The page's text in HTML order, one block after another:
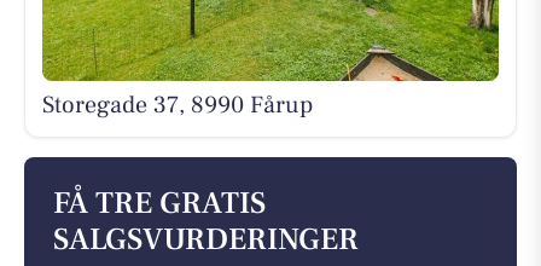
Storegade 37, 8990 Fårup
FÅ TRE GRATIS
SALGSVURDERINGER